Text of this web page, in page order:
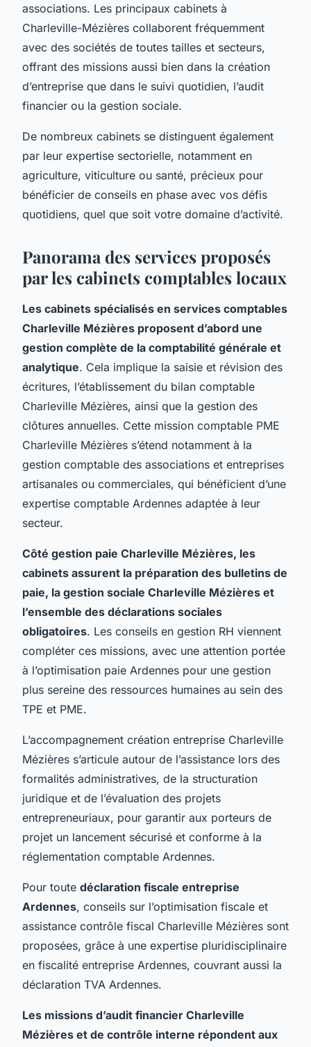
associations. Les principaux cabinets à
Charleville-Mézières collaborent fréquemment
avec des sociétés de toutes tailles et secteurs,
offrant des missions aussi bien dans la création
d’entreprise que dans le suivi quotidien, l’audit
financier ou la gestion sociale.
De nombreux cabinets se distinguent également
par leur expertise sectorielle, notamment en
agriculture, viticulture ou santé, précieux pour
bénéficier de conseils en phase avec vos défis
quotidiens, quel que soit votre domaine d’activité.
Panorama des services proposés
par les cabinets comptables locaux
Les cabinets spécialisés en services comptables
Charleville Mézières proposent d’abord une
gestion complète de la comptabilité générale et
analytique. Cela implique la saisie et révision des
écritures, l’établissement du bilan comptable
Charleville Mézières, ainsi que la gestion des
clôtures annuelles. Cette mission comptable PME
Charleville Mézières s’étend notamment à la
gestion comptable des associations et entreprises
artisanales ou commerciales, qui bénéficient d’une
expertise comptable Ardennes adaptée à leur
secteur.
Côté gestion paie Charleville Mézières, les
cabinets assurent la préparation des bulletins de
paie, la gestion sociale Charleville Mézières et
l’ensemble des déclarations sociales
obligatoires. Les conseils en gestion RH viennent
compléter ces missions, avec une attention portée
à l’optimisation paie Ardennes pour une gestion
plus sereine des ressources humaines au sein des
TPE et PME.
L’accompagnement création entreprise Charleville
Mézières s’articule autour de l’assistance lors des
formalités administratives, de la structuration
juridique et de l’évaluation des projets
entrepreneuriaux, pour garantir aux porteurs de
projet un lancement sécurisé et conforme à la
réglementation comptable Ardennes.
Pour toute déclaration fiscale entreprise
Ardennes, conseils sur l’optimisation fiscale et
assistance contrôle fiscal Charleville Mézières sont
proposées, grâce à une expertise pluridisciplinaire
en fiscalité entreprise Ardennes, couvrant aussi la
déclaration TVA Ardennes.
Les missions d’audit financier Charleville
Mézières et de contrôle interne répondent aux